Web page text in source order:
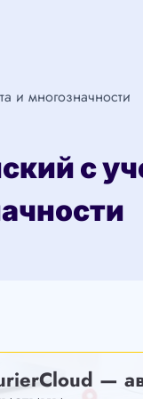
и многозначности
с
—